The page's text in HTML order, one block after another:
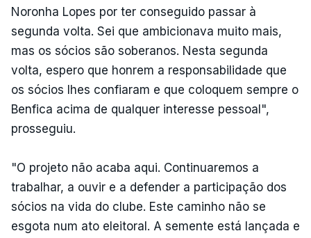
Noronha Lopes por ter conseguido passar à
segunda volta. Sei que ambicionava muito mais,
mas os sócios são soberanos. Nesta segunda
volta, espero que honrem a responsabilidade que
os sócios lhes confiaram e que coloquem sempre o
Benfica acima de qualquer interesse pessoal",
prosseguiu.
"O projeto não acaba aqui. Continuaremos a
trabalhar, a ouvir e a defender a participação dos
sócios na vida do clube. Este caminho não se
esgota num ato eleitoral. A semente está lançada e